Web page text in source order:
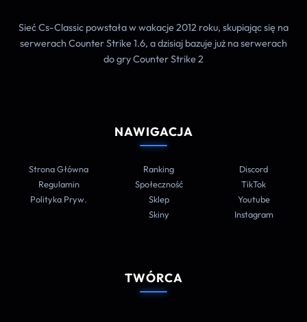
Sieć Cs-Classic powstała w wakacje 2012 roku, skupiając się na
serwerach Counter Strike 1.6, a dzisiaj bazuje już na serwerach
do gry Counter Strike 2
NAWIGACJA
Strona Główna
Regulamin
Polityka Pryw.
Ranking
Społeczność
Sklep
Skiny
Discord
TikTok
Youtube
Instagram
TWÓRCA